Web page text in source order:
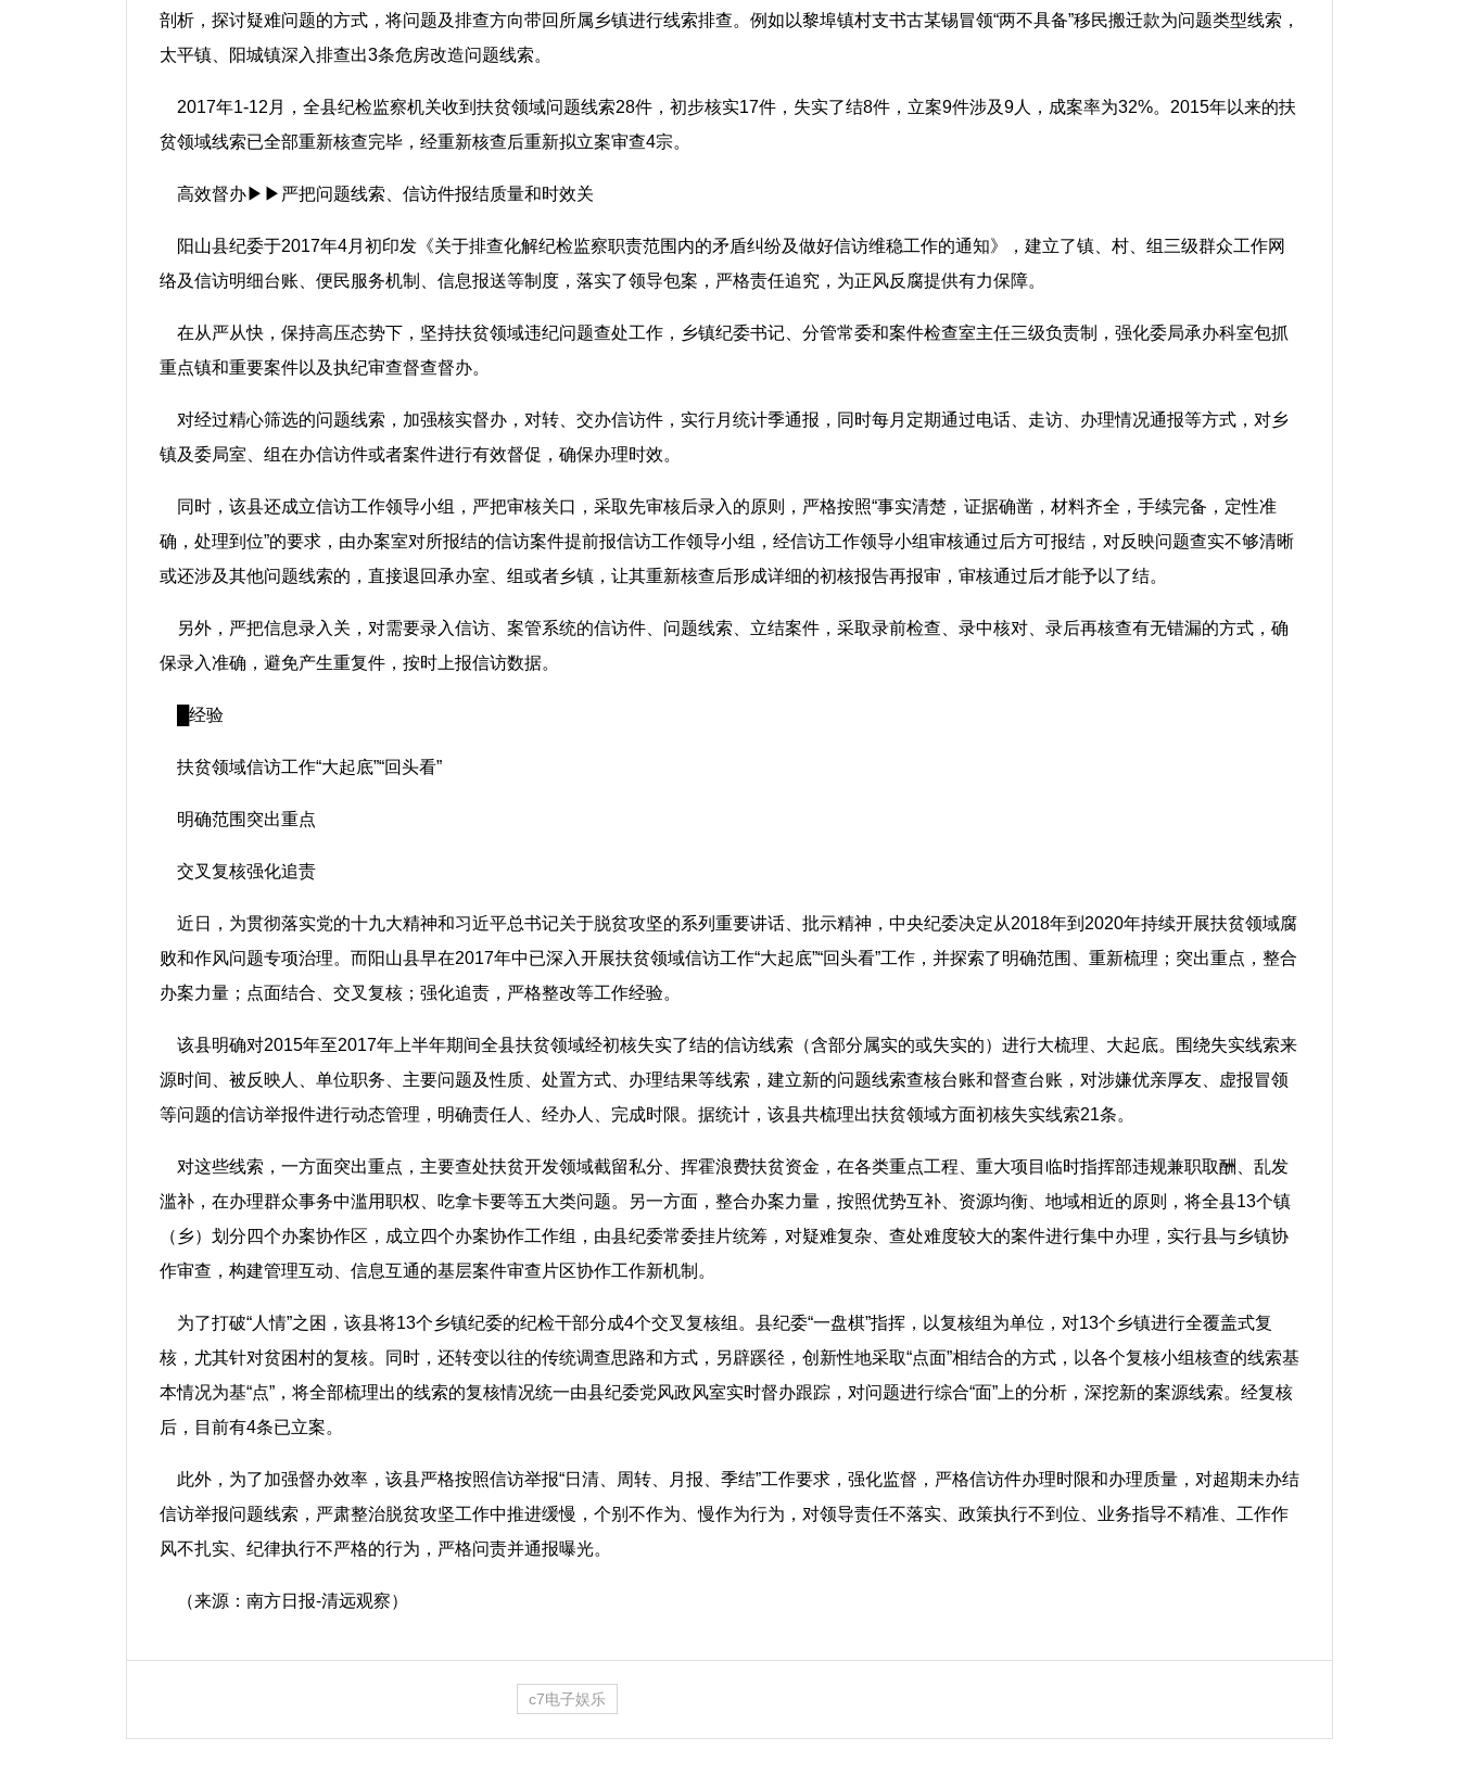
剖析，探讨疑难问题的方式，将问题及排查方向带回所属乡镇进行线索排查。例如以黎埠镇村支书古某锡冒领“两不具备”移民搬迁款为问题类型线索，
太平镇、阳城镇深入排查出3条危房改造问题线索。
2017年1-12月，全县纪检监察机关收到扶贫领域问题线索28件，初步核实17件，失实了结8件，立案9件涉及9人，成案率为32%。2015年以来的扶
贫领域线索已全部重新核查完毕，经重新核查后重新拟立案审查4宗。
高效督办▶▶严把问题线索、信访件报结质量和时效关
阳山县纪委于2017年4月初印发《关于排查化解纪检监察职责范围内的矛盾纠纷及做好信访维稳工作的通知》，建立了镇、村、组三级群众工作网
络及信访明细台账、便民服务机制、信息报送等制度，落实了领导包案，严格责任追究，为正风反腐提供有力保障。
在从严从快，保持高压态势下，坚持扶贫领域违纪问题查处工作，乡镇纪委书记、分管常委和案件检查室主任三级负责制，强化委局承办科室包抓
重点镇和重要案件以及执纪审查督查督办。
对经过精心筛选的问题线索，加强核实督办，对转、交办信访件，实行月统计季通报，同时每月定期通过电话、走访、办理情况通报等方式，对乡
镇及委局室、组在办信访件或者案件进行有效督促，确保办理时效。
同时，该县还成立信访工作领导小组，严把审核关口，采取先审核后录入的原则，严格按照“事实清楚，证据确凿，材料齐全，手续完备，定性准
确，处理到位”的要求，由办案室对所报结的信访案件提前报信访工作领导小组，经信访工作领导小组审核通过后方可报结，对反映问题查实不够清晰
或还涉及其他问题线索的，直接退回承办室、组或者乡镇，让其重新核查后形成详细的初核报告再报审，审核通过后才能予以了结。
另外，严把信息录入关，对需要录入信访、案管系统的信访件、问题线索、立结案件，采取录前检查、录中核对、录后再核查有无错漏的方式，确
保录入准确，避免产生重复件，按时上报信访数据。
█经验
扶贫领域信访工作“大起底”“回头看”
明确范围突出重点
交叉复核强化追责
近日，为贯彻落实党的十九大精神和习近平总书记关于脱贫攻坚的系列重要讲话、批示精神，中央纪委决定从2018年到2020年持续开展扶贫领域腐
败和作风问题专项治理。而阳山县早在2017年中已深入开展扶贫领域信访工作“大起底”“回头看”工作，并探索了明确范围、重新梳理；突出重点，整合
办案力量；点面结合、交叉复核；强化追责，严格整改等工作经验。
该县明确对2015年至2017年上半年期间全县扶贫领域经初核失实了结的信访线索（含部分属实的或失实的）进行大梳理、大起底。围绕失实线索来
源时间、被反映人、单位职务、主要问题及性质、处置方式、办理结果等线索，建立新的问题线索查核台账和督查台账，对涉嫌优亲厚友、虚报冒领
等问题的信访举报件进行动态管理，明确责任人、经办人、完成时限。据统计，该县共梳理出扶贫领域方面初核失实线索21条。
对这些线索，一方面突出重点，主要查处扶贫开发领域截留私分、挥霍浪费扶贫资金，在各类重点工程、重大项目临时指挥部违规兼职取酬、乱发
滥补，在办理群众事务中滥用职权、吃拿卡要等五大类问题。另一方面，整合办案力量，按照优势互补、资源均衡、地域相近的原则，将全县13个镇
（乡）划分四个办案协作区，成立四个办案协作工作组，由县纪委常委挂片统筹，对疑难复杂、查处难度较大的案件进行集中办理，实行县与乡镇协
作审查，构建管理互动、信息互通的基层案件审查片区协作工作新机制。
为了打破“人情”之困，该县将13个乡镇纪委的纪检干部分成4个交叉复核组。县纪委“一盘棋”指挥，以复核组为单位，对13个乡镇进行全覆盖式复
核，尤其针对贫困村的复核。同时，还转变以往的传统调查思路和方式，另辟蹊径，创新性地采取“点面”相结合的方式，以各个复核小组核查的线索基
本情况为基“点”，将全部梳理出的线索的复核情况统一由县纪委党风政风室实时督办跟踪，对问题进行综合“面”上的分析，深挖新的案源线索。经复核
后，目前有4条已立案。
此外，为了加强督办效率，该县严格按照信访举报“日清、周转、月报、季结”工作要求，强化监督，严格信访件办理时限和办理质量，对超期未办结
信访举报问题线索，严肃整治脱贫攻坚工作中推进缓慢，个别不作为、慢作为行为，对领导责任不落实、政策执行不到位、业务指导不精准、工作作
风不扎实、纪律执行不严格的行为，严格问责并通报曝光。
（来源：南方日报-清远观察）
c7电子娱乐